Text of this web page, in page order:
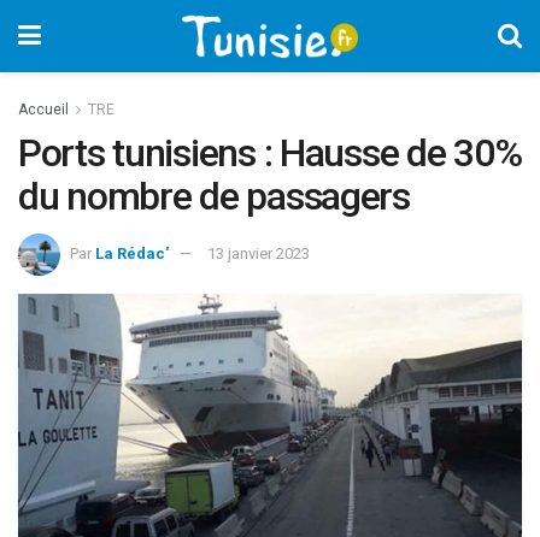
Accueil TRE
Ports tunisiens : Hausse de 30%
du nombre de passagers
Par La Rédac' 13 janvier 2023